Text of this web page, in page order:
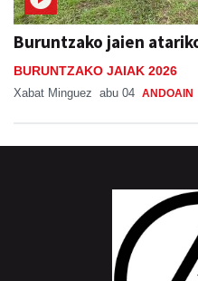
Buruntzako jaien
BURUNTZAKO JAIAK 2026
Xabat Minguez abu 04 ANDOAIN